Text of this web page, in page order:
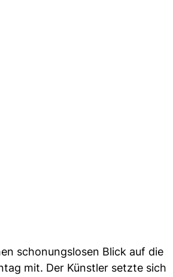
schonungslosen Blick auf die
mit. Der Künstler setzte sich